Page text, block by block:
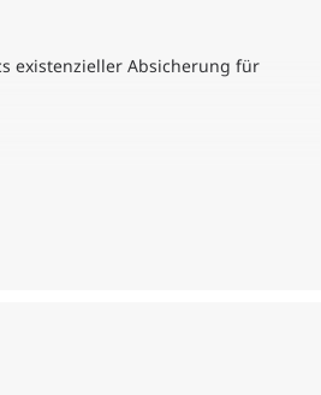
existenzieller Absicherung für